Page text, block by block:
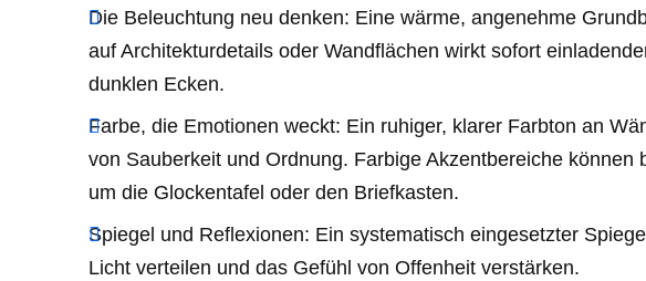
Die Beleuchtung neu denken: Eine wärme, angenehme
auf Architekturdetails oder Wandflächen wirkt sofort
dunklen Ecken.
Farbe, die Emotionen weckt: Ein ruhiger, klarer Farbton an
von Sauberkeit und Ordnung. Farbige Akzentbereiche
um die Glockentafel oder den Briefkasten.
Spiegel und Reflexionen: Ein systematisch eingesetzter
Licht verteilen und das Gefühl von Offenheit verstärken.